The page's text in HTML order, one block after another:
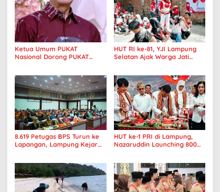
Ketua Umum PUKAT
Nasional Dorong PUKAT
HUT RI ke-81, YJI Lampung
Selatan Ajak Warga Jati
8.619 Petugas BPS Turun ke
Lapangan, Lampung Kejar
HUT ke-1 PRI di Lampung,
Nazaruddin Launching 800